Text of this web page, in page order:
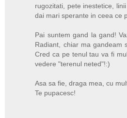
rugozitati, pete inestetice,
dai mari sperante in ceea ce
Pai suntem gand la gand!
Radiant, chiar ma gandeam
Cred ca pe tenul tau va fi
vedere "terenul neted"!:)
Asa sa fie, draga mea, cu
Te pupacesc!